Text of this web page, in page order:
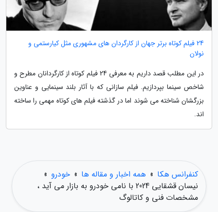
24 فیلم کوتاه برتر جهان از کارگردان های مشهوری مثل کیارستمی و
نولان
در این مطلب قصد داریم به معرفی 24 فیلم کوتاه از کارگردانان مطرح و
شاخص سینما بپردازیم. فیلم سازانی که با آثار بلند سینمایی و عناوین
بزرگشان شناخته می شوند اما در گذشته فیلم های کوتاه مهمی را ساخته
اند.
کنفرانس هکا » همه اخبار و مقاله ها » خودرو »
نیسان قشقایی 2024 با نامی خودرو به بازار می آید ،
مشخصات فنی و کاتالوگ